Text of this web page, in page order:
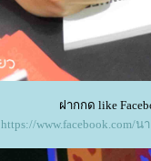
ฝากกด like
https://www.facebook.com/